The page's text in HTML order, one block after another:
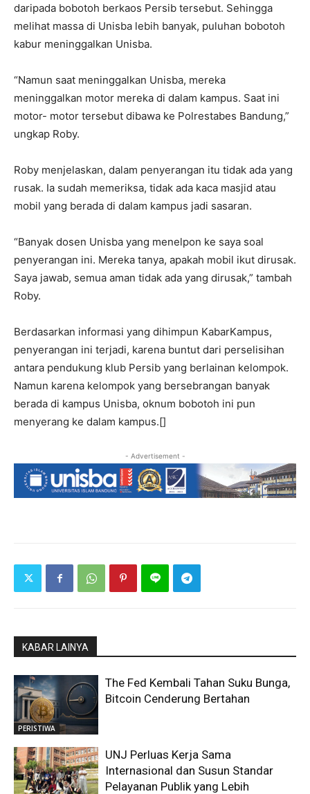
daripada bobotoh berkaos Persib tersebut. Sehingga
melihat massa di Unisba lebih banyak, puluhan bobotoh
kabur meninggalkan Unisba.
“Namun saat meninggalkan Unisba, mereka
meninggalkan motor mereka di dalam kampus. Saat ini
motor- motor tersebut dibawa ke Polrestabes Bandung,”
ungkap Roby.
Roby menjelaskan, dalam penyerangan itu tidak ada yang
rusak. Ia sudah memeriksa, tidak ada kaca masjid atau
mobil yang berada di dalam kampus jadi sasaran.
“Banyak dosen Unisba yang menelpon ke saya soal
penyerangan ini. Mereka tanya, apakah mobil ikut dirusak.
Saya jawab, semua aman tidak ada yang dirusak,” tambah
Roby.
Berdasarkan informasi yang dihimpun KabarKampus,
penyerangan ini terjadi, karena buntut dari perselisihan
antara pendukung klub Persib yang berlainan kelompok.
Namun karena kelompok yang bersebrangan banyak
berada di kampus Unisba, oknum bobotoh ini pun
menyerang ke dalam kampus.[]
- Advertisement -
KABAR LAINYA
PERISTIWA
The Fed Kembali Tahan Suku Bunga,
Bitcoin Cenderung Bertahan
UNJ Perluas Kerja Sama
Internasional dan Susun Standar
Pelayanan Publik yang Lebih